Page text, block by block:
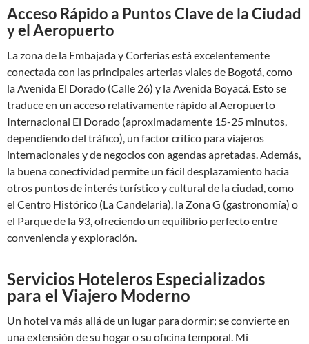
Acceso Rápido a Puntos Clave de la Ciudad
y el Aeropuerto
La zona de la Embajada y Corferias está excelentemente
conectada con las principales arterias viales de Bogotá, como
la Avenida El Dorado (Calle 26) y la Avenida Boyacá. Esto se
traduce en un acceso relativamente rápido al Aeropuerto
Internacional El Dorado (aproximadamente 15-25 minutos,
dependiendo del tráfico), un factor crítico para viajeros
internacionales y de negocios con agendas apretadas. Además,
la buena conectividad permite un fácil desplazamiento hacia
otros puntos de interés turístico y cultural de la ciudad, como
el Centro Histórico (La Candelaria), la Zona G (gastronomía) o
el Parque de la 93, ofreciendo un equilibrio perfecto entre
conveniencia y exploración.
Servicios Hoteleros Especializados
para el Viajero Moderno
Un hotel va más allá de un lugar para dormir; se convierte en
una extensión de su hogar o su oficina temporal. Mi